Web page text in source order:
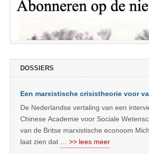
DOSSIERS
Een marxistische crisistheorie voor
De Nederlandse vertaling van een
Chinese Academie voor Sociale
van de Britse marxistische econoom
laat zien dat
… >> lees meer